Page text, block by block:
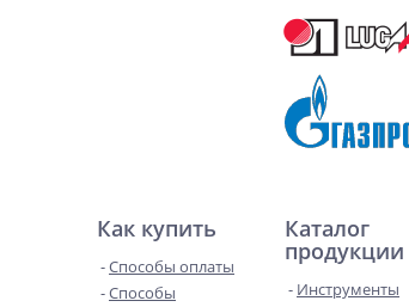
Как купить
Способы оплаты
Способы
Каталог
продукции
Инструменты